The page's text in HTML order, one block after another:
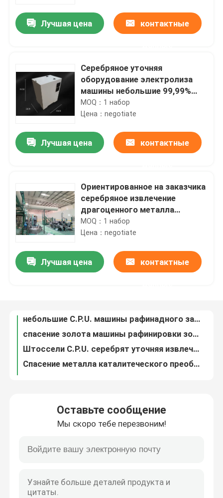
Дом
О нас
Проверка качества
Свяжитесь мы
Машина рафинировки золота
Оборудование рафинировки платины
Лучшая цена контактные
Серебряное уточняя
оборудование электролиза
машины небольшие 99,99%
легкое для того чтобы
привестись в действие
MOQ：1 набор
Цена：negotiate
Лучшая цена контактные
Ориентированное на заказчика
серебряное извлечение
драгоценного металла
машины извлечения от
электроники
MOQ：1 набор
Цена：negotiate
Лучшая цена контактные
Система спасения оборудования PGM платины родия палладиума уточняя
Спасение каталитеческого преобразователя PGM оборудования рафинировки платины Eco дружелюбное
Извлечение рафинадного завода оборудования PGM платины катализатора вытыхания автомобиля уточняя
система оборудования обработки ненужного газа газохода Nox высокой концентрации
Оставьте сообщение
Мы скоро тебе перезвоним!